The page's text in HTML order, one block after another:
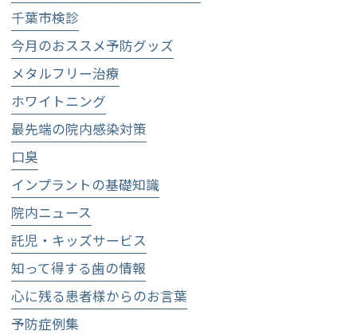
千葉市検診
今月のおススメ予防グッズ
メタルフリー治療
ホワイトニング
最先端の院内感染対策
口臭
インプラントの基礎知識
院内ニュース
託児・キッズサービス
知って得する歯の情報
心に残る患者様からのお言葉
予防症例集